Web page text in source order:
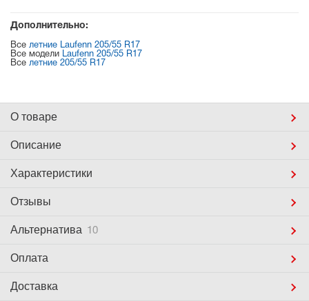
Дополнительно:
Все летние Laufenn 205/55 R17
Все модели Laufenn 205/55 R17
Все летние 205/55 R17
О товаре
Описание
Характеристики
Отзывы
Альтернатива 10
Оплата
Доставка